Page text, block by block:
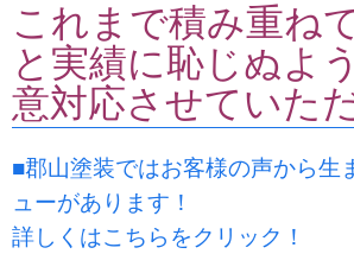
これまで積み重ね
と実績に恥じぬよ
意対応させていた
■郡山塗装ではお客様の声から生
ューがあります！
詳しくはこちらをクリック！